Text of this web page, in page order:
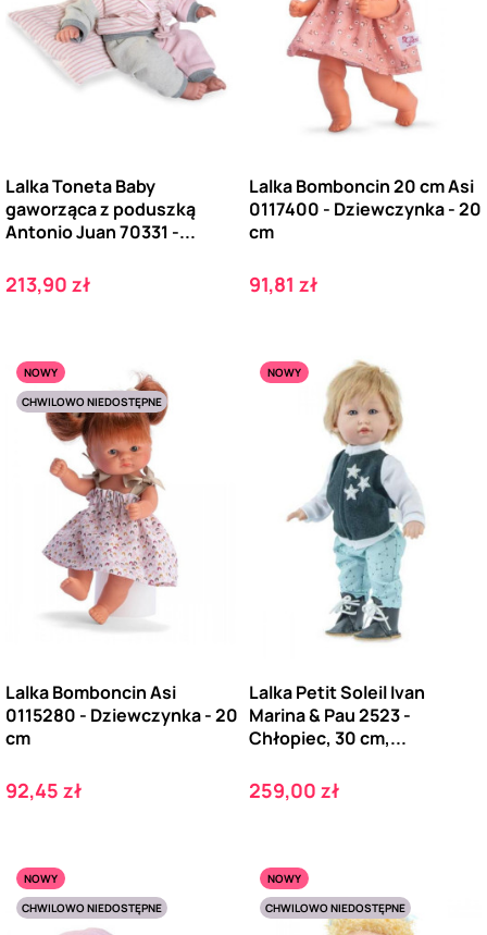
Lalka Toneta Baby
gaworząca z poduszką
Antonio Juan 70331 -...
Cena
213,90 zł
Lalka Bomboncin 20 cm Asi
0117400 - Dziewczynka - 20
cm
Cena
91,81 zł
NOWY
CHWILOWO NIEDOSTĘPNE
Lalka Bomboncin Asi
0115280 - Dziewczynka - 20
cm
Cena
92,45 zł
NOWY
Lalka Petit Soleil Ivan
Marina & Pau 2523 -
Chłopiec, 30 cm,...
Cena
259,00 zł
NOWY
CHWILOWO NIEDOSTĘPNE
NOWY
CHWILOWO NIEDOSTĘPNE